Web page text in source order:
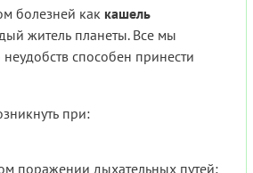
болезней как кашель
житель планеты. Все мы
способен принести
при:
поражении дыхательных путей;